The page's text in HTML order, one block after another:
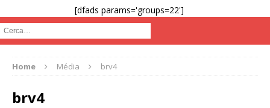
[dfads params='groups=22']
Cerca :
Home Média brv4
brv4